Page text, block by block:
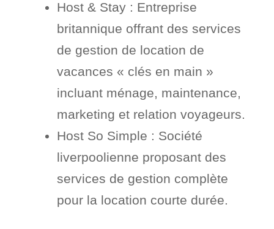
Host & Stay : Entreprise
britannique offrant des services
de gestion de location de
vacances « clés en main »
incluant ménage, maintenance,
marketing et relation voyageurs.
Host So Simple : Société
liverpoolienne proposant des
services de gestion complète
pour la location courte durée.